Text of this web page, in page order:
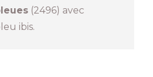
(2496) avec
ibis.